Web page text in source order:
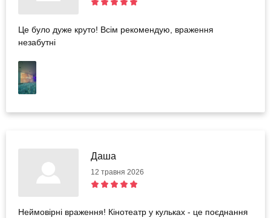
Це було дуже круто! Всім рекомендую, враження
незабутні
Даша
12 травня 2026
Неймовірні враження! Кінотеатр у кульках - це поєднання